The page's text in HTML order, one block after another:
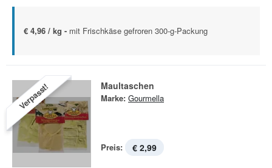
€ 4,96 / kg - mit Frischkäse gefroren 300-g-Packung
Verpasst! Maultaschen
Marke: Gourmella
Preis: € 2,99